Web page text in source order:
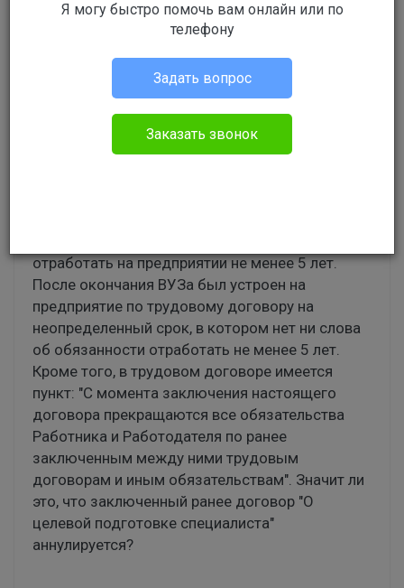
Ответов: 2
Андрей Мельман
отработать на предприятии не менее 5 лет.
После окончания ВУЗа был устроен на
предприятие по трудовому договору на
неопределенный срок, в котором нет ни слова
об обязанности отработать не менее 5 лет.
Кроме того, в трудовом договоре имеется
пункт: "С момента заключения настоящего
договора прекращаются все обязательства
Работника и Работодателя по ранее
заключенным между ними трудовым
договорам и иным обязательствам". Значит ли
это, что заключенный ранее договор "О
целевой подготовке специалиста"
аннулируется?
Я могу быстро помочь вам онлайн или по
телефону
Задать вопрос
Заказать звонок